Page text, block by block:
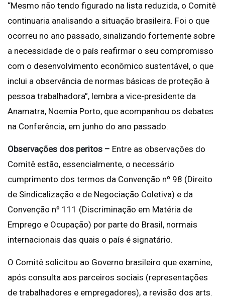
“Mesmo não tendo figurado na lista reduzida, o Comitê
continuaria analisando a situação brasileira. Foi o que
ocorreu no ano passado, sinalizando fortemente sobre
a necessidade de o país reafirmar o seu compromisso
com o desenvolvimento econômico sustentável, o que
inclui a observância de normas básicas de proteção à
pessoa trabalhadora”, lembra a vice-presidente da
Anamatra, Noemia Porto, que acompanhou os debates
na Conferência, em junho do ano passado.
Observações dos peritos – Entre as observações do
Comitê estão, essencialmente, o necessário
cumprimento dos termos da Convenção nº 98 (Direito
de Sindicalização e de Negociação Coletiva) e da
Convenção nº 111 (Discriminação em Matéria de
Emprego e Ocupação) por parte do Brasil, normais
internacionais das quais o país é signatário.
O Comitê solicitou ao Governo brasileiro que examine,
após consulta aos parceiros sociais (representações
de trabalhadores e empregadores), a revisão dos arts.